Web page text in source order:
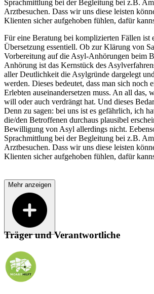
Sprachmittlung bei der Begleitung bei z.B.
Arztbesuchen. Dass wir uns diese leisten
Klienten sicher aufgehoben fühlen, dafür
Für eine Beratung bei komplizierten Fällen ist
Übersetzung essentiell. Ob zur Klärung von
Vorbereitung auf die Asyl-Anhörungen beim
Anhörung ist das Kernstück des
aller Deutlichkeit die Asylgründe dargelegt
werden. Dieses bedeutet, dass man sich noch
Erlebten auseinandersetzen muss. An all das,
will oder auch verdrängt hat. Und dieses
Denn zu sagen: bei uns ist es gefährlich, ich
die/den Betroffenen durchaus plausibel
Bewilligung von Asyl allerdings nicht.
Sprachmittlung bei der Begleitung bei z.B.
Arztbesuchen. Dass wir uns diese leisten
Klienten sicher aufgehoben fühlen, dafür
Mehr anzeigen
Träger und Verantwortliche